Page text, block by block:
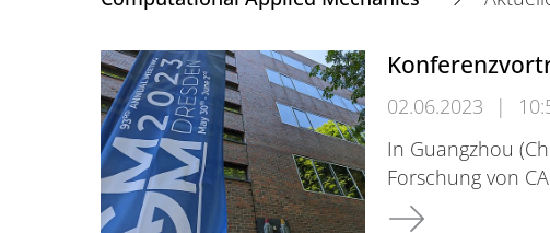
02.06.2023 |
In Guangzhou
Forschung von